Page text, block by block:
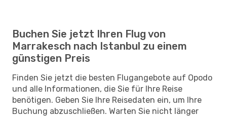
Buchen Sie jetzt Ihren Flug von
Marrakesch nach Istanbul zu einem
günstigen Preis
Finden Sie jetzt die besten Flugangebote auf Opodo
und alle Informationen, die Sie für Ihre Reise
benötigen. Geben Sie Ihre Reisedaten ein, um Ihre
Buchung abzuschließen. Warten Sie nicht länger